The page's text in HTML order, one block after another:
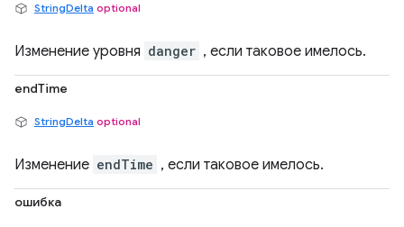
StringDelta optional
Изменение уровня danger , если таковое имелось.
endTime
StringDelta optional
Изменение endTime , если таковое имелось.
ошибка